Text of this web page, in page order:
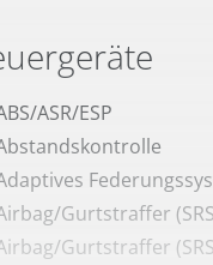
ASR/ESP
Gurtstraffer
Gurtstraffer